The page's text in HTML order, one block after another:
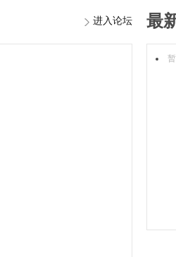
进入论坛 最